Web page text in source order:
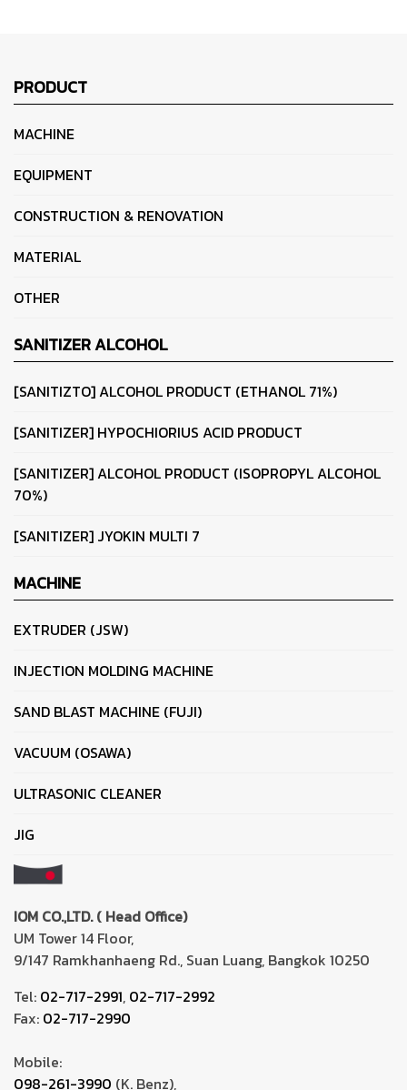
PRODUCT
MACHINE
EQUIPMENT
CONSTRUCTION & RENOVATION
MATERIAL
OTHER
SANITIZER ALCOHOL
[SANITIZTO] ALCOHOL PRODUCT (ETHANOL 71%)
[SANITIZER] HYPOCHIORIUS ACID PRODUCT
[SANITIZER] ALCOHOL PRODUCT (ISOPROPYL ALCOHOL
70%)
[SANITIZER] JYOKIN MULTI 7
MACHINE
EXTRUDER (JSW)
INJECTION MOLDING MACHINE
SAND BLAST MACHINE (FUJI)
VACUUM (OSAWA)
ULTRASONIC CLEANER
JIG
IOM CO.,LTD. ( Head Office)
UM Tower 14 Floor,
9/147 Ramkhanhaeng Rd., Suan Luang, Bangkok 10250
Tel: 02-717-2991, 02-717-2992
Fax: 02-717-2990
Mobile:
098-261-3990 (K. Benz),